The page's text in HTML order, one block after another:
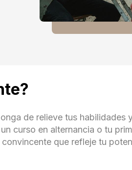
de relieve tus habilidades
curso en alternancia o tu
que refleje tu